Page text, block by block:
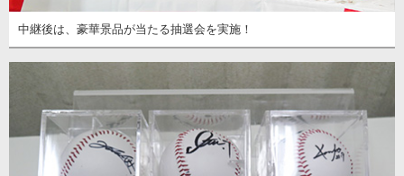
中継後は、豪華景品が当たる抽選会を実施！